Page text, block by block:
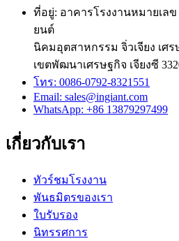
ที่อยู่: อาคารโรงงานหมายเล
ยนต์
นิคมอุตสาหกรรม จิ่วเจียง เศ
เขตพัฒนาเศรษฐกิจ เจียงซี
โทร: 0086-0792-8321551
Email: sales@ingiant.com
WhatsApp: +86 13879297499
เกี่ยวกับเรา
ทัวร์ชมโรงงาน
พันธมิตรของเรา
ใบรับรอง
นิทรรศการ